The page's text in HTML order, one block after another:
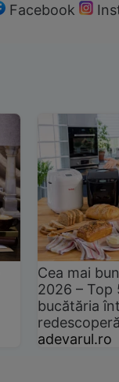
Facebook
Cea mai
2026 –
bucătăria
adevarul.ro